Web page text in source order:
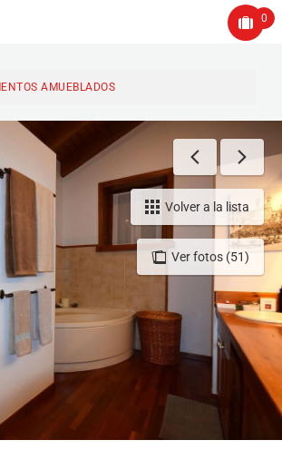
0
AMUEBLADOS
Ver fotos (51)
Volver a la lista